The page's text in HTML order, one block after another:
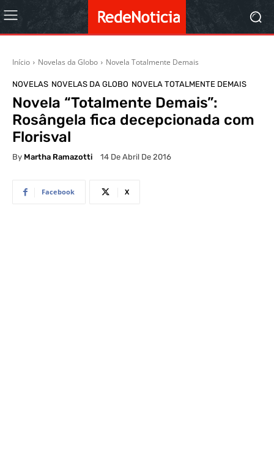
Início Novelas da Globo Novela Totalmente Demais
NOVELAS NOVELAS DA GLOBO NOVELA TOTALMENTE DEMAIS
Novela “Totalmente Demais”:
Rosângela fica decepcionada com
Florisval
By Martha Ramazotti 14 De Abril De 2016
Facebook X